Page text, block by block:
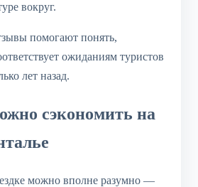
вокруг.
помогают понять,
ожиданиям туристов
лет назад.
сэкономить на
можно вполне разумно —